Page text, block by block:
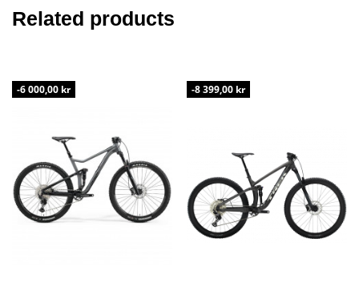
Related products
-6 000,00 kr -8 399,00 kr